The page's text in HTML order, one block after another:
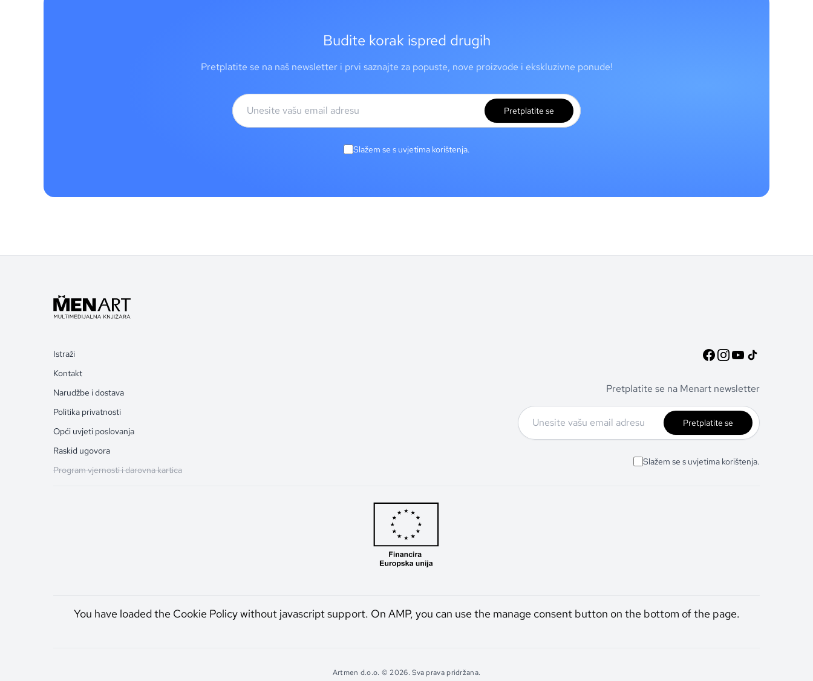
Budite korak ispred drugih
Pretplatite se na naš newsletter i prvi saznajte za popuste, nove proizvode i ekskluzivne ponude!
Pretplatite se
Slažem se s uvjetima korištenja.
Istraži
Kontakt
Narudžbe i dostava
Politika privatnosti
Opći uvjeti poslovanja
Raskid ugovora
Program vjernosti i darovna kartica
Pretplatite se na Menart newsletter
Pretplatite se
Slažem se s uvjetima korištenja.
You have loaded the Cookie Policy without javascript support. On AMP, you can use the manage consent button on the bottom of the page.
Artmen d.o.o. © 2026. Sva prava pridržana.